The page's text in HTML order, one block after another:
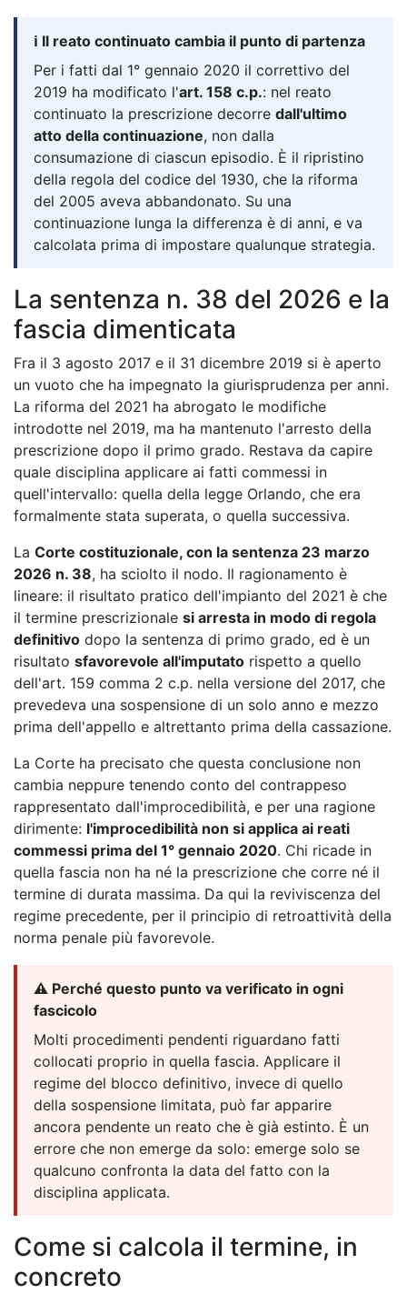
ℹ️ Il reato continuato cambia il punto di partenza
Per i fatti dal 1° gennaio 2020 il correttivo del
2019 ha modificato l'art. 158 c.p.: nel reato
continuato la prescrizione decorre dall'ultimo
atto della continuazione, non dalla
consumazione di ciascun episodio. È il ripristino
della regola del codice del 1930, che la riforma
del 2005 aveva abbandonato. Su una
continuazione lunga la differenza è di anni, e va
calcolata prima di impostare qualunque strategia.
La sentenza n. 38 del 2026 e la
fascia dimenticata
Fra il 3 agosto 2017 e il 31 dicembre 2019 si è aperto
un vuoto che ha impegnato la giurisprudenza per anni.
La riforma del 2021 ha abrogato le modifiche
introdotte nel 2019, ma ha mantenuto l'arresto della
prescrizione dopo il primo grado. Restava da capire
quale disciplina applicare ai fatti commessi in
quell'intervallo: quella della legge Orlando, che era
formalmente stata superata, o quella successiva.
La Corte costituzionale, con la sentenza 23 marzo
2026 n. 38, ha sciolto il nodo. Il ragionamento è
lineare: il risultato pratico dell'impianto del 2021 è che
il termine prescrizionale si arresta in modo di regola
definitivo dopo la sentenza di primo grado, ed è un
risultato sfavorevole all'imputato rispetto a quello
dell'art. 159 comma 2 c.p. nella versione del 2017, che
prevedeva una sospensione di un solo anno e mezzo
prima dell'appello e altrettanto prima della cassazione.
La Corte ha precisato che questa conclusione non
cambia neppure tenendo conto del contrappeso
rappresentato dall'improcedibilità, e per una ragione
dirimente: l'improcedibilità non si applica ai reati
commessi prima del 1° gennaio 2020. Chi ricade in
quella fascia non ha né la prescrizione che corre né il
termine di durata massima. Da qui la reviviscenza del
regime precedente, per il principio di retroattività della
norma penale più favorevole.
⚠️ Perché questo punto va verificato in ogni
fascicolo
Molti procedimenti pendenti riguardano fatti
collocati proprio in quella fascia. Applicare il
regime del blocco definitivo, invece di quello
della sospensione limitata, può far apparire
ancora pendente un reato che è già estinto. È un
errore che non emerge da solo: emerge solo se
qualcuno confronta la data del fatto con la
disciplina applicata.
Come si calcola il termine, in
concreto